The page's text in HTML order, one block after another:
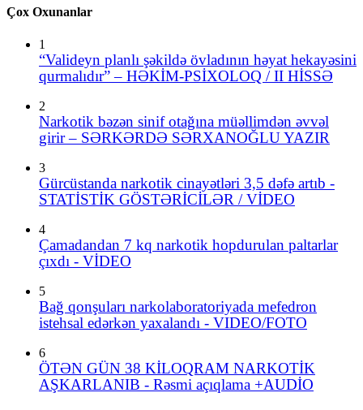
Çox Oxunanlar
1
“Valideyn planlı şəkildə övladının həyat hekayəsini
qurmalıdır” – HƏKİM-PSİXOLOQ / II HİSSƏ
2
Narkotik bəzən sinif otağına müəllimdən əvvəl
girir – SƏRKƏRDƏ SƏRXANOĞLU YAZIR
3
Gürcüstanda narkotik cinayətləri 3,5 dəfə artıb -
STATİSTİK GÖSTƏRİCİLƏR / VİDEO
4
Çamadandan 7 kq narkotik hopdurulan paltarlar
çıxdı - VİDEO
5
Bağ qonşuları narkolaboratoriyada mefedron
istehsal edərkən yaxalandı - VIDEO/FOTO
6
ÖTƏN GÜN 38 KİLOQRAM NARKOTİK
AŞKARLANIB - Rəsmi açıqlama +AUDİO